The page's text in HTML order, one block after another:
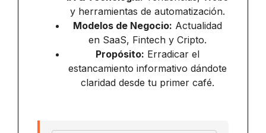
y herramientas de automatización.
Modelos de Negocio: Actualidad
en SaaS, Fintech y Cripto.
Propósito: Erradicar el
estancamiento informativo dándote
claridad desde tu primer café.